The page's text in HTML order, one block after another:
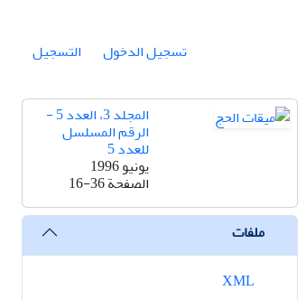
تسجيل الدخول التسجيل
المجلد 3، العدد 5 -
الرقم المسلسل
للعدد 5
يونيو 1996
الصفحة16-36
ملفات